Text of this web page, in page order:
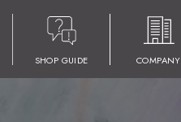
SHOP GUIDE COMPANY